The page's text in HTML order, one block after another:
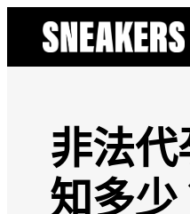
非法
知多